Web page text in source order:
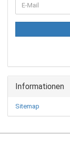
ZUR
E-
Mail
Informationen
Sitemap